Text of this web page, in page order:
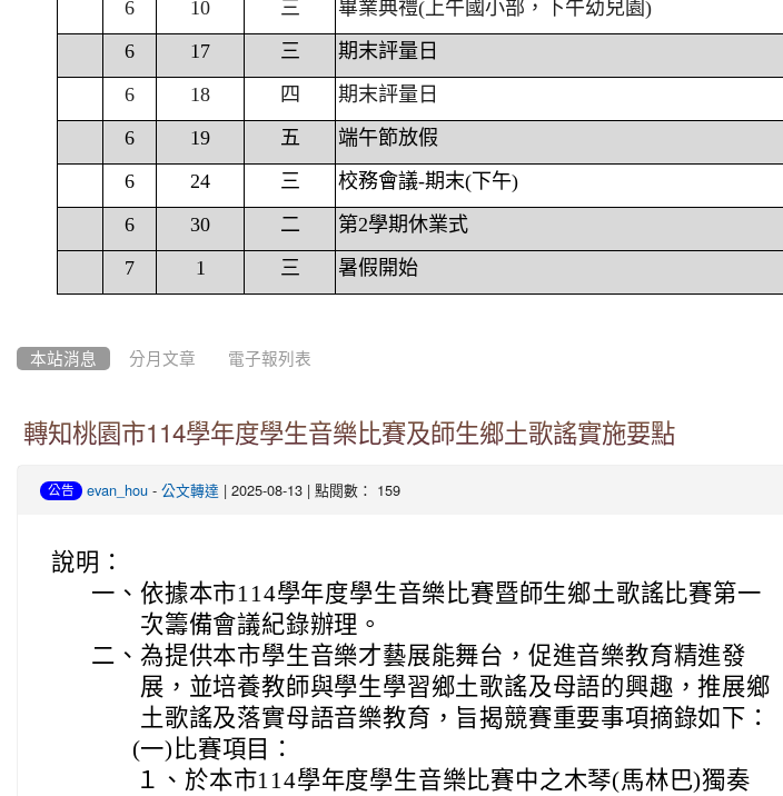
6 10 三
畢業典禮(上午國小部，下午幼兒園)
6
17 三
期末評量日
6
18 四
期末評量日
6
19 五
端午節放假
6
24 三
校務會議-期末(下午)
6
30 二
第2學期休業式
7
1 三 暑假開始
本站消息 分月文章 電子報列表
轉知桃園市114學年度學生音樂比賽及師生鄉土歌謠實施要點
公告 evan_hou - 公文轉達 | 2025-08-13 | 點閱數： 159
說明：
一、 依據本市114學年度學生音樂比賽暨師生鄉土歌謠比賽第一
次籌備會議紀錄辦理。
二、 為提供本市學生音樂才藝展能舞台，促進音樂教育精進發
展，並培養教師與學生學習鄉土歌謠及母語的興趣，推展鄉
土歌謠及落實母語音樂教育，旨揭競賽重要事項摘錄如下：
(一) 比賽項目：
１、 於本市114學年度學生音樂比賽中之木琴(馬林巴)獨奏